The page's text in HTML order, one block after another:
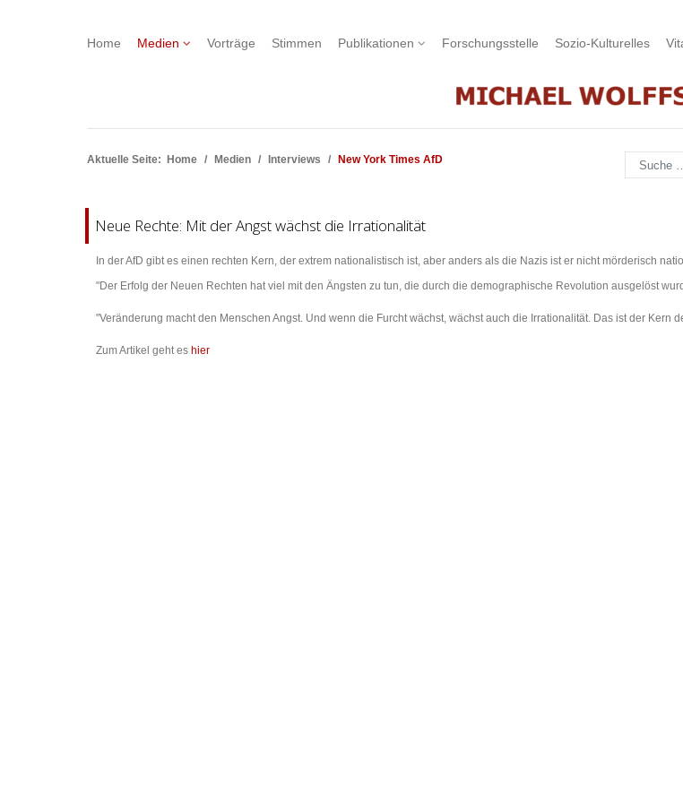
Home Medien Vorträge Stimmen Publikationen Forschungsstelle Sozio-Kulturelles
Aktuelle Seite: Home Medien Interviews New York Times AfD Suchen
Neue Rechte: Mit der Angst wächst die Irrationalität
In der AfD gibt es einen rechten Kern, der extrem nationalistisch ist, aber anders als die Nazis ist er nicht mörderisch
"Der Erfolg der Neuen Rechten hat viel mit den Ängsten zu tun, die durch die demographische Revolution ausgelöst
"Veränderung macht den Menschen Angst. Und wenn die Furcht wächst, wächst auch die Irrationalität. Das ist der
Zum Artikel geht es hier